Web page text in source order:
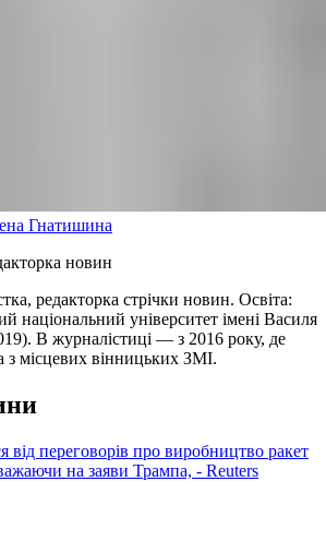
Гнатишина
новин
редакторка стрічки новин. Освіта:
національний університет імені Василя
В журналістиці — з 2016 року, де
з місцевих вінницьких ЗМІ.
переговорів про виробництво ракет
на заяви Трампа, - Reuters